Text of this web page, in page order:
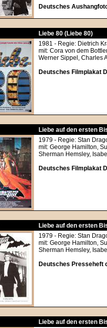
Deutsches
Liebe 80 (Liebe 80)
1981 - Regie: Dietrich
mit: Cora von dem
Werner Sippel, Charles
Deutsches Filmplakat
Liebe auf den ersten
1979 - Regie: Stan
mit: George Hamilton,
Sherman Hemsley,
Deutsches Filmplakat
Liebe auf den ersten
1979 - Regie: Stan
mit: George Hamilton,
Sherman Hemsley,
Deutsches Presseheft
Liebe auf den ersten